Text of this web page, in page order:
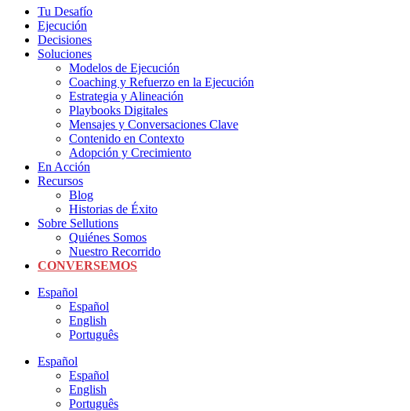
Tu Desafío
Ejecución
Decisiones
Soluciones
Modelos de Ejecución
Coaching y Refuerzo en la Ejecución
Estrategia y Alineación
Playbooks Digitales
Mensajes y Conversaciones Clave
Contenido en Contexto
Adopción y Crecimiento
En Acción
Recursos
Blog
Historias de Éxito
Sobre Sellutions
Quiénes Somos
Nuestro Recorrido
CONVERSEMOS
Español
Español
English
Português
Español
Español
English
Português